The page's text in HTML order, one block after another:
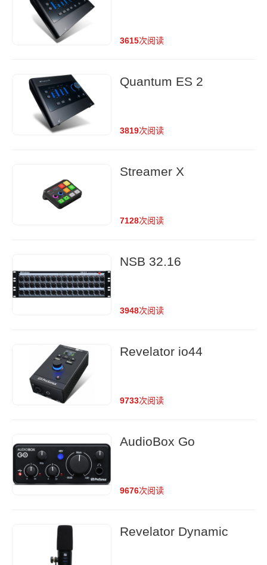
3615次阅读
Quantum ES 2
3819次阅读
Streamer X
7128次阅读
NSB 32.16
3948次阅读
Revelator io44
9733次阅读
AudioBox Go
9676次阅读
Revelator Dynamic